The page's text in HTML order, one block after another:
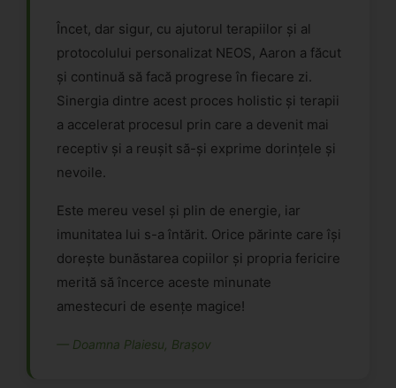
Încet, dar sigur, cu ajutorul terapiilor și al
protocolului personalizat NEOS, Aaron a făcut
și continuă să facă progrese în fiecare zi.
Sinergia dintre acest proces holistic și terapii
a accelerat procesul prin care a devenit mai
receptiv și a reușit să-și exprime dorințele și
nevoile.
Este mereu vesel și plin de energie, iar
imunitatea lui s-a întărit. Orice părinte care își
dorește bunăstarea copiilor și propria fericire
merită să încerce aceste minunate
amestecuri de esențe magice!
— Doamna Plaiesu, Brașov